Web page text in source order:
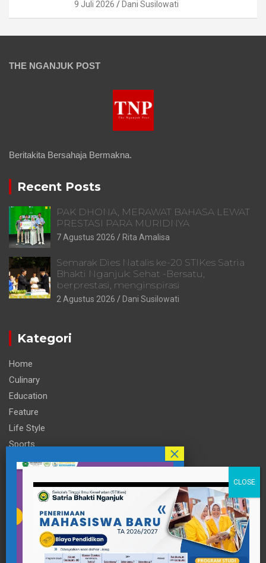
9 Juli 2026 Dani Susilowati
THE NGANJUK POST
Beritakita Bersahaja Bermakna.
Recent Posts
PAK DHONA, MERAWAT BAHASA LEWAT
PRESTASI PARA MURIDNYA
7 Agustus 2026 Rita Amalisa
Semarak Dies Natalis ke-20 STIKes Satria
Bhakti Nganjuk: Sehat -Bersatu,
berprestasi, menginspirasi
2 Agustus 2026 Dani Susilowati
Kategori
Home
Culinary
Education
Feature
Life Style
Sports
Technology
Informasi
Contact Person
pttigaanaknagari@gmail.com